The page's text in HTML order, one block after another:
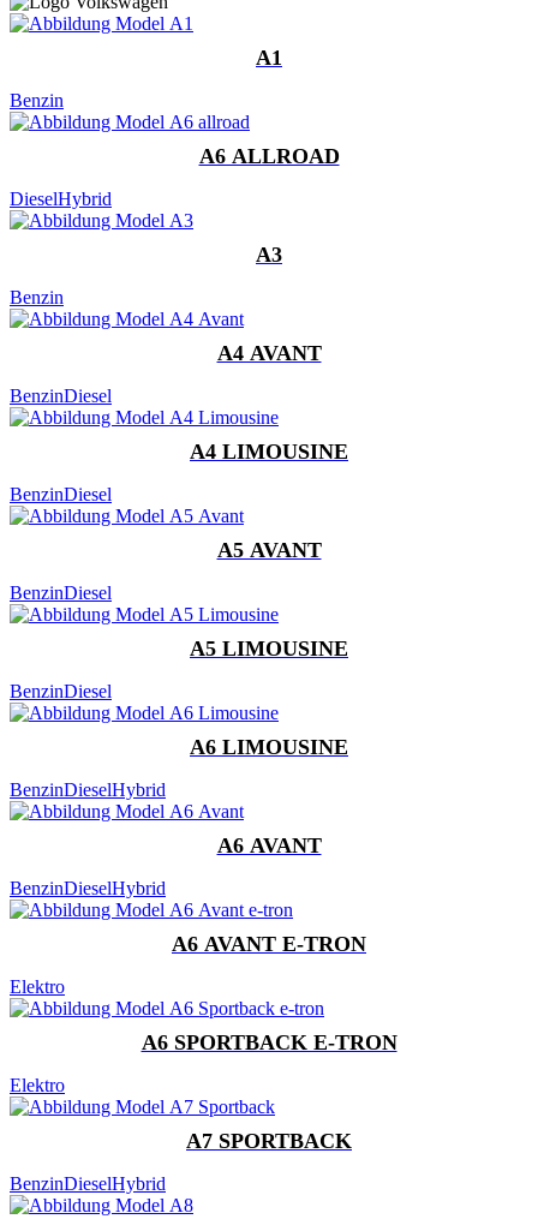
A1
Benzin
A6 ALLROAD
DieselHybrid
A3
Benzin
A4 AVANT
BenzinDiesel
A4 LIMOUSINE
BenzinDiesel
A5 AVANT
BenzinDiesel
A5 LIMOUSINE
BenzinDiesel
A6 LIMOUSINE
BenzinDieselHybrid
A6 AVANT
BenzinDieselHybrid
A6 AVANT E-TRON
Elektro
A6 SPORTBACK E-TRON
Elektro
A7 SPORTBACK
BenzinDieselHybrid